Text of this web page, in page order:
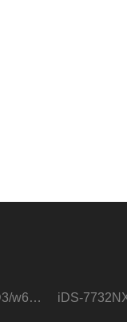
DS-2PT2D20IW-D3/w64路高清硬盘录像机